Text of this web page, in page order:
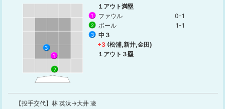
1
2
3
１アウト満塁
1 ファウル 0-1
2 ボール 1-1
3
中３
+3 (松浦,新井,金田)
１アウト３塁
【投手交代】林 英汰→大井 凌